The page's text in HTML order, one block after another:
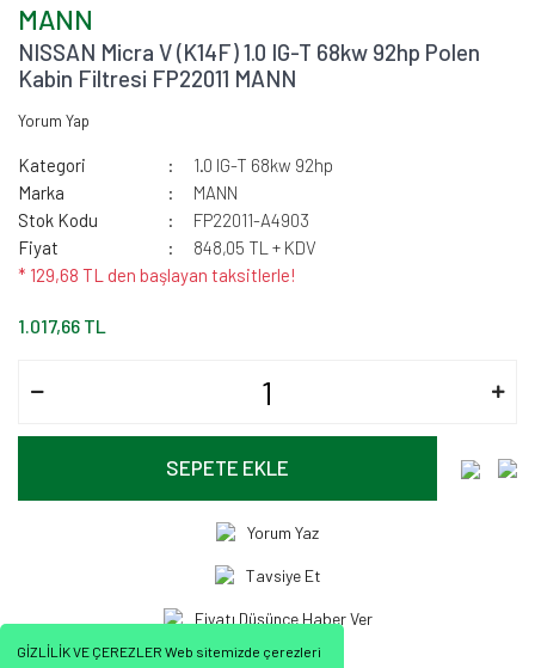
GİZLİLİK VE ÇEREZLER Web sitemizde çerezleri
MANN
NISSAN Micra V (K14F) 1.0 IG-T 68kw 92hp Polen
Kabin Filtresi FP22011 MANN
Yorum Yap
Kategori
1.0 IG-T 68kw 92hp
Marka
MANN
Stok Kodu
FP22011-A4903
Fiyat
848,05 TL + KDV
* 129,68 TL den başlayan taksitlerle!
1.017,66 TL
SEPETE EKLE
Yorum Yaz
Tavsiye Et
Fiyatı Düşünce Haber Ver